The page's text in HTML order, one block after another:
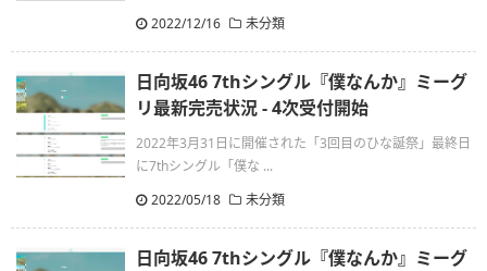
2022/12/16
未分類
日向坂46 7thシングル『僕なんか』ミーグ
リ最新完売状況 - 4次受付開始
2022年3月31日に開催された「3回目のひな誕祭」最終日
に7thシングル「僕な ...
2022/05/18
未分類
日向坂46 7thシングル『僕なんか』ミーグ